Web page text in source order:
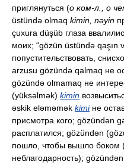
приглянуться (о ком-л., о
üstündə olmaq kimin, nəyin
çuxura düşüb глаза
моих; “gözün üstündə qaşın
попустительствовать,
arzusu gözündə qalmaq не
gözündə olmamaq не
(yüksəlmək) kimin
əskik eləməmək kimiне
присмотра кого; gözündən
расплатился; gözündən
пошло, чтобы вышло боком
неблагодарность);